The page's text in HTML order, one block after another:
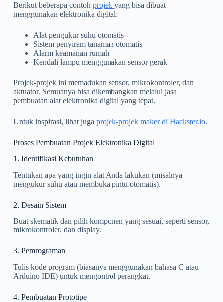
Berikut beberapa contoh projek yang bisa dibuat
menggunakan elektronika digital:
Alat pengukur suhu otomatis
Sistem penyiram tanaman otomatis
Alarm keamanan rumah
Kendali lampu menggunakan sensor gerak
Projek-projek ini memadukan sensor, mikrokontroler, dan
aktuator. Semuanya bisa dikembangkan melalui jasa
pembuatan alat elektronika digital yang tepat.
Untuk inspirasi, lihat juga projek-projek maker di Hackster.io.
Proses Pembuatan Projek Elektronika Digital
1. Identifikasi Kebutuhan
Tentukan apa yang ingin alat Anda lakukan (misalnya
mengukur suhu atau membuka pintu otomatis).
2. Desain Sistem
Buat skematik dan pilih komponen yang sesuai, seperti sensor,
mikrokontroler, dan display.
3. Pemrograman
Tulis kode program (biasanya menggunakan bahasa C atau
Arduino IDE) untuk mengontrol perangkat.
4. Pembuatan Prototipe